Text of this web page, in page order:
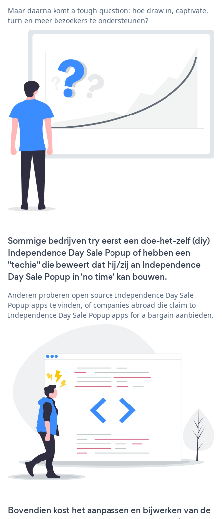
Maar daarna komt a tough question: hoe draw in, captivate,
turn en meer bezoekers te ondersteunen?
Sommige bedrijven try eerst een doe-het-zelf (diy)
Independence Day Sale Popup of hebben een
"techie" die beweert dat hij/zij an Independence
Day Sale Popup in 'no time' kan bouwen.
Anderen proberen open source Independence Day Sale
Popup apps te vinden, of companies abroad die claim to
Independence Day Sale Popup apps for a bargain aanbieden.
Bovendien kost het aanpassen en bijwerken van de